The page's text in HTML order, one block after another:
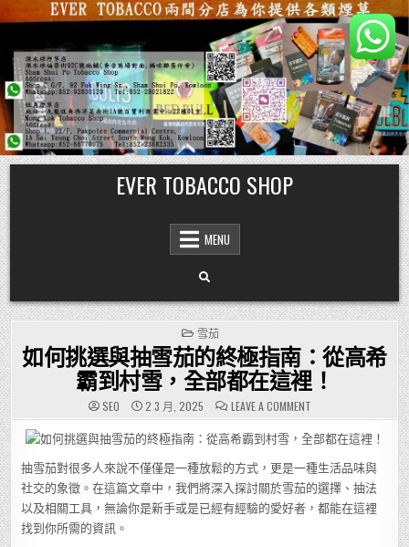
Skip
to
content
EVER TOBACCO SHOP
MENU
POSTED
IN
雪茄
如何挑選與抽雪茄的終極指南：從高希
霸到村雪，全部都在這裡！
SEO 2 3 月, 2025 LEAVE A COMMENT
如
挑
選
與
抽
雪
茄
的
終
抽雪茄對很多人來說不僅僅是一種放鬆的方式，更是一種生活品味與
社交的象徵。在這篇文章中，我們將深入探討關於雪茄的選擇、抽法
以及相關工具，無論你是新手或是已經有經驗的愛好者，都能在這裡
找到你所需的資訊。